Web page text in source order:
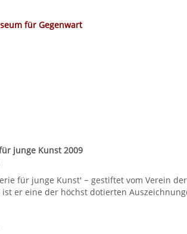
für Gegenwart
junge Kunst 2009
für junge Kunst' − gestiftet vom Verein
ist er eine der höchst dotierten